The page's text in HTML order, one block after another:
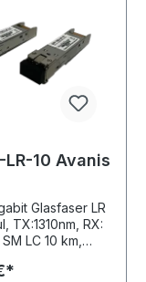
LR-10 Avanis
Glasfaser LR
TX:1310nm, RX:
LC 10 km,
0~70 °C